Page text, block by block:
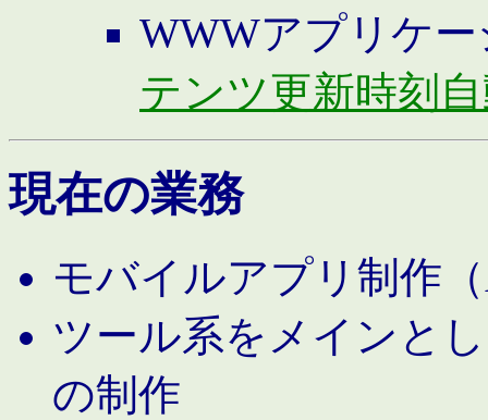
WWWアプリケ
テンツ更新時刻
現在の業務
モバイルアプリ制作
ツール系をメインと
の制作